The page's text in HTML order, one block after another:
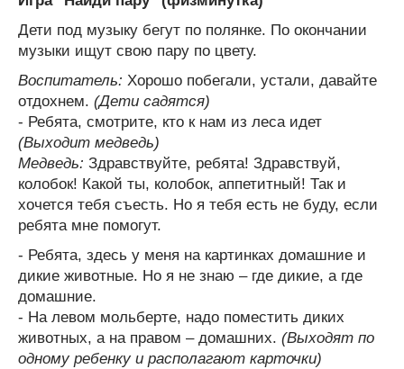
Дети под музыку бегут по полянке. По окончании
музыки ищут свою пару по цвету.
Воспитатель: Хорошо побегали, устали, давайте
отдохнем. (Дети садятся)
- Ребята, смотрите, кто к нам из леса идет
(Выходит медведь)
Медведь: Здравствуйте, ребята! Здравствуй,
колобок! Какой ты, колобок, аппетитный! Так и
хочется тебя съесть. Но я тебя есть не буду, если
ребята мне помогут.
- Ребята, здесь у меня на картинках домашние и
дикие животные. Но я не знаю – где дикие, а где
домашние.
- На левом мольберте, надо поместить диких
животных, а на правом – домашних. (Выходят по
одному ребенку и располагают карточки)